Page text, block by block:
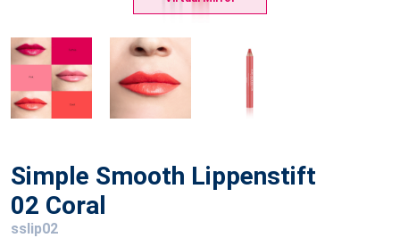
Simple Smooth Lippenstift
02 Coral
sslip02